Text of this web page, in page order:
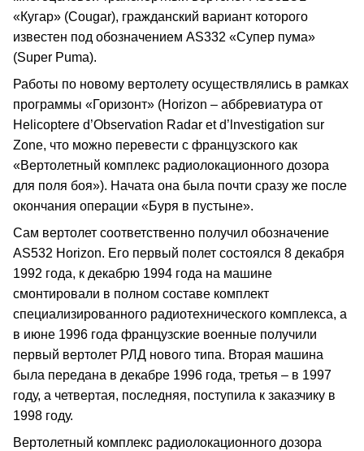
«Кугар» (Cougar), гражданский вариант которого
известен под обозначением AS332 «Супер пума»
(Super Puma).
Работы по новому вертолету осуществлялись в рамках
программы «Горизонт» (Horizon – аббревиатура от
Helicoptere d’Observation Radar et d’lnvestigation sur
Zone, что можно перевести с французского как
«Вертолетный комплекс радиолокационного дозора
для поля боя»). Начата она была почти сразу же после
окончания операции «Буря в пустыне».
Сам вертолет соответственно получил обозначение
AS532 Horizon. Его первый полет состоялся 8 декабря
1992 года, к декабрю 1994 года на машине
смонтировали в полном составе комплект
специализированного радиотехнического комплекса, а
в июне 1996 года французские военные получили
первый вертолет РЛД нового типа. Вторая машина
была передана в декабре 1996 года, третья – в 1997
году, а четвертая, последняя, поступила к заказчику в
1998 году.
Вертолетный комплекс радиолокационного дозора